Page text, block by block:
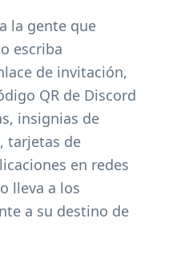
la gente que
escriba
de invitación,
QR de Discord
insignias de
tarjetas de
en redes
lleva a los
a su destino de